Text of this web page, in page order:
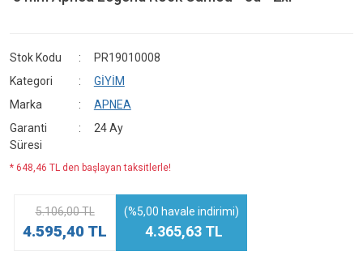
Stok Kodu
PR19010008
Kategori
GİYİM
Marka
APNEA
Garanti
Süresi
24 Ay
* 648,46 TL den başlayan taksitlerle!
5.106,00 TL
4.595,40 TL
(%5,00 havale indirimi)
4.365,63 TL